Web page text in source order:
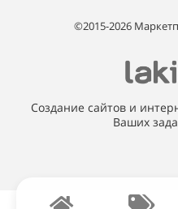
©2015-2026
Создание сайтов и
Ваших